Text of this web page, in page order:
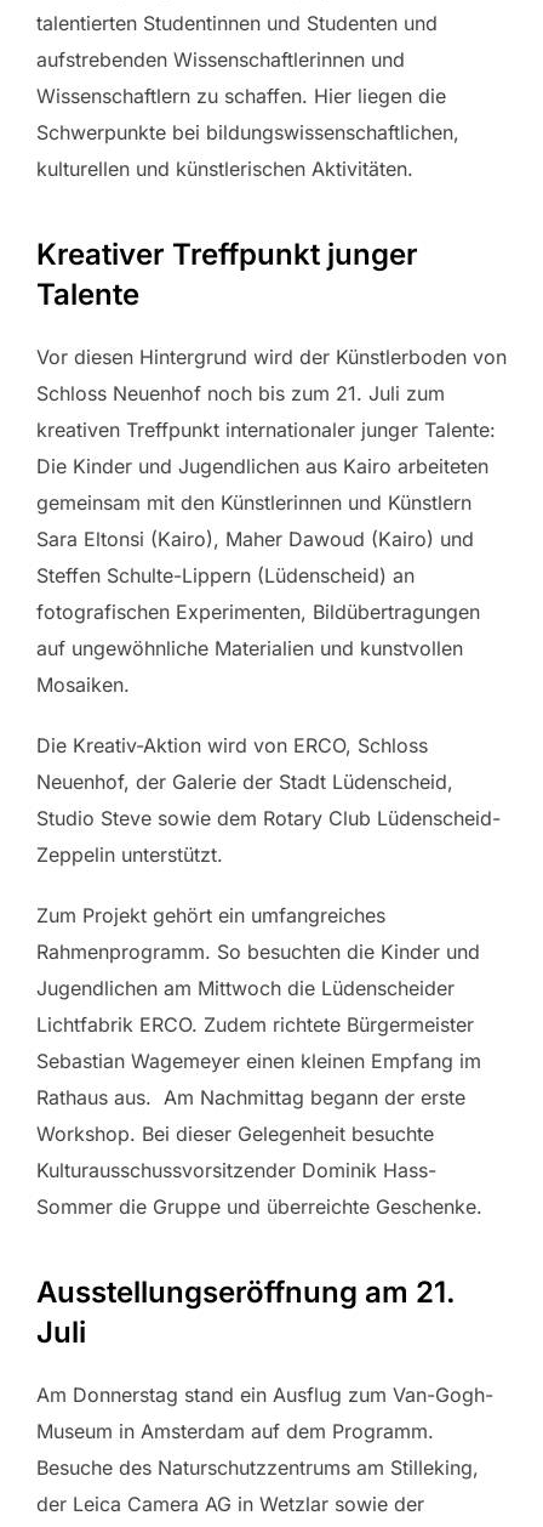
talentierten Studentinnen und Studenten und
aufstrebenden Wissenschaftlerinnen und
Wissenschaftlern zu schaffen. Hier liegen die
Schwerpunkte bei bildungswissenschaftlichen,
kulturellen und künstlerischen Aktivitäten.
Kreativer Treffpunkt junger
Talente
Vor diesen Hintergrund wird der Künstlerboden von
Schloss Neuenhof noch bis zum 21. Juli zum
kreativen Treffpunkt internationaler junger Talente:
Die Kinder und Jugendlichen aus Kairo arbeiteten
gemeinsam mit den Künstlerinnen und Künstlern
Sara Eltonsi (Kairo), Maher Dawoud (Kairo) und
Steffen Schulte-Lippern (Lüdenscheid) an
fotografischen Experimenten, Bildübertragungen
auf ungewöhnliche Materialien und kunstvollen
Mosaiken.
Die Kreativ-Aktion wird von ERCO, Schloss
Neuenhof, der Galerie der Stadt Lüdenscheid,
Studio Steve sowie dem Rotary Club Lüdenscheid-
Zeppelin unterstützt.
Zum Projekt gehört ein umfangreiches
Rahmenprogramm. So besuchten die Kinder und
Jugendlichen am Mittwoch die Lüdenscheider
Lichtfabrik ERCO. Zudem richtete Bürgermeister
Sebastian Wagemeyer einen kleinen Empfang im
Rathaus aus. Am Nachmittag begann der erste
Workshop. Bei dieser Gelegenheit besuchte
Kulturausschussvorsitzender Dominik Hass-
Sommer die Gruppe und überreichte Geschenke.
Ausstellungseröffnung am 21.
Juli
Am Donnerstag stand ein Ausflug zum Van-Gogh-
Museum in Amsterdam auf dem Programm.
Besuche des Naturschutzzentrums am Stilleking,
der Leica Camera AG in Wetzlar sowie der